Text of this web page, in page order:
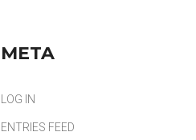
META
LOG IN
ENTRIES FEED